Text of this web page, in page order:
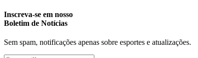
Inscreva-se em nosso
Boletim de Notícias
Sem spam, notificações apenas sobre esportes e atualizações.